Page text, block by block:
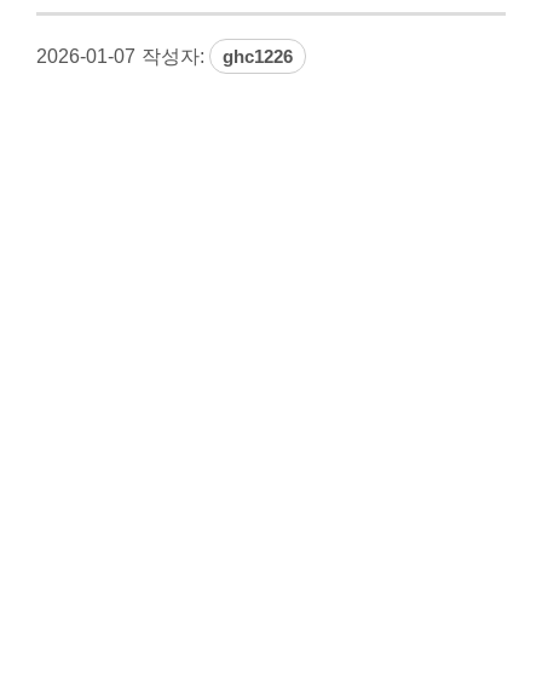
2026-01-07 작성자: ghc1226